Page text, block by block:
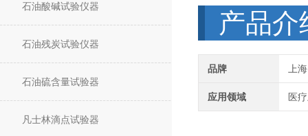
石油酸碱试验仪器
石油残炭试验仪器
石油硫含量试验器
凡士林滴点试验器
产品介
品牌 上
应用领域 医